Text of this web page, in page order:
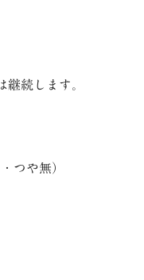
続します。
つや無）